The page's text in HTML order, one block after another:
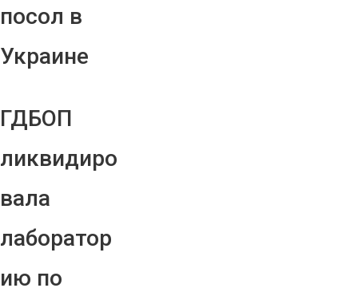
посол в
Украине
ГДБОП
ликвидиро
вала
лаборатор
ию по